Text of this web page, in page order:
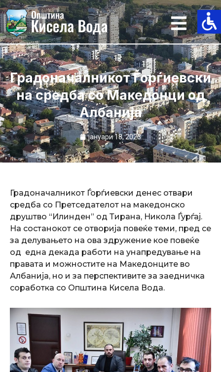
Skip
to
content
Градоначалникот Ѓорѓиевски
на средба со Македонци од
Албанија
јануари 18, 2023
Градоначалникот Ѓорѓиевски денес отвари
средба со Претседателот на македонско
друштво “Илинден” од Тирана, Никола Ѓурѓај.
На состанокот се отворија повеќе теми, пред се
за делувањето на ова здружение коe повеќе
од една декада работи на унапредување на
правата и можностите на Македонците во
Албанија, но и за перспективите за заедничка
соработка со Општина Кисела Вода.